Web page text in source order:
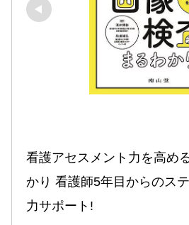
看護アセスメント力を高め
かり 看護師5年目からのス
力サポート!